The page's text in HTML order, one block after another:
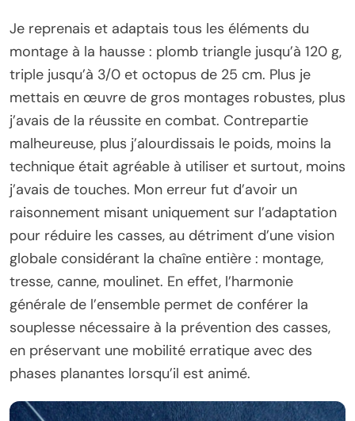
Je reprenais et adaptais tous les éléments du
montage à la hausse : plomb triangle jusqu’à 120 g,
triple jusqu’à 3/0 et octopus de 25 cm. Plus je
mettais en œuvre de gros montages robustes, plus
j’avais de la réussite en combat. Contrepartie
malheureuse, plus j’alourdissais le poids, moins la
technique était agréable à utiliser et surtout, moins
j’avais de touches. Mon erreur fut d’avoir un
raisonnement misant uniquement sur l’adaptation
pour réduire les casses, au détriment d’une vision
globale considérant la chaîne entière : montage,
tresse, canne, moulinet. En effet, l’harmonie
générale de l’ensemble permet de conférer la
souplesse nécessaire à la prévention des casses,
en préservant une mobilité erratique avec des
phases planantes lorsqu’il est animé.